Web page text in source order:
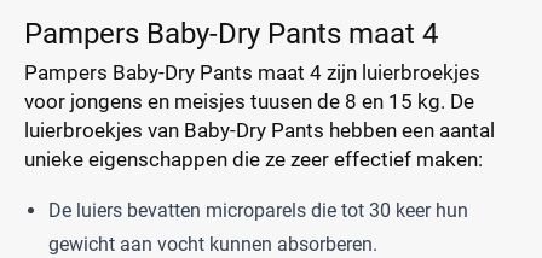
Pampers Baby-Dry Pants maat 4
Pampers Baby-Dry Pants maat 4 zijn luierbroekjes
voor jongens en meisjes tuusen de 8 en 15 kg. De
luierbroekjes van Baby-Dry Pants hebben een aantal
unieke eigenschappen die ze zeer effectief maken:
De luiers bevatten microparels die tot 30 keer hun
gewicht aan vocht kunnen absorberen.